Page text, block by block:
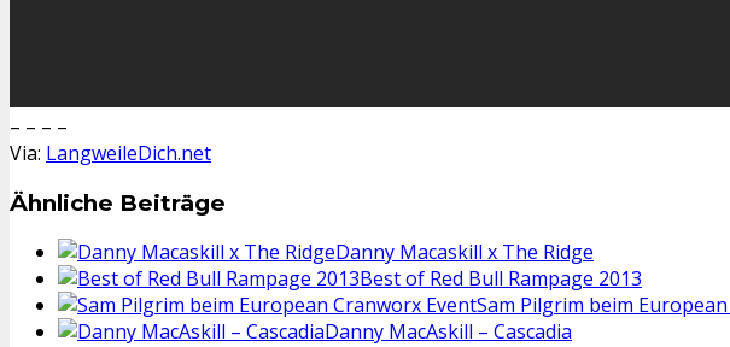
– – – –
Via: LangweileDich.net
Ähnliche Beiträge
Danny Macaskill x The Ridge
Best of Red Bull Rampage 2013
Sam Pilgrim beim
Danny MacAskill – Cascadia